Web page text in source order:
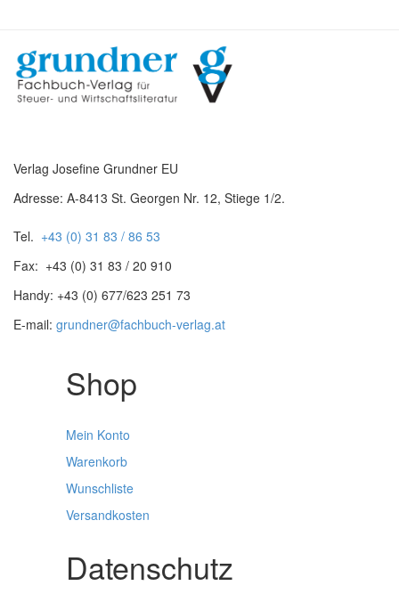
Verlag Josefine Grundner EU
Adresse: A-8413 St. Georgen Nr. 12, Stiege 1/2.
Tel. +43 (0) 31 83 / 86 53
Fax: +43 (0) 31 83 / 20 910
Handy: +43 (0) 677/623 251 73
E-mail: grundner@fachbuch-verlag.at
Shop
Mein Konto
Warenkorb
Wunschliste
Versandkosten
Datenschutz